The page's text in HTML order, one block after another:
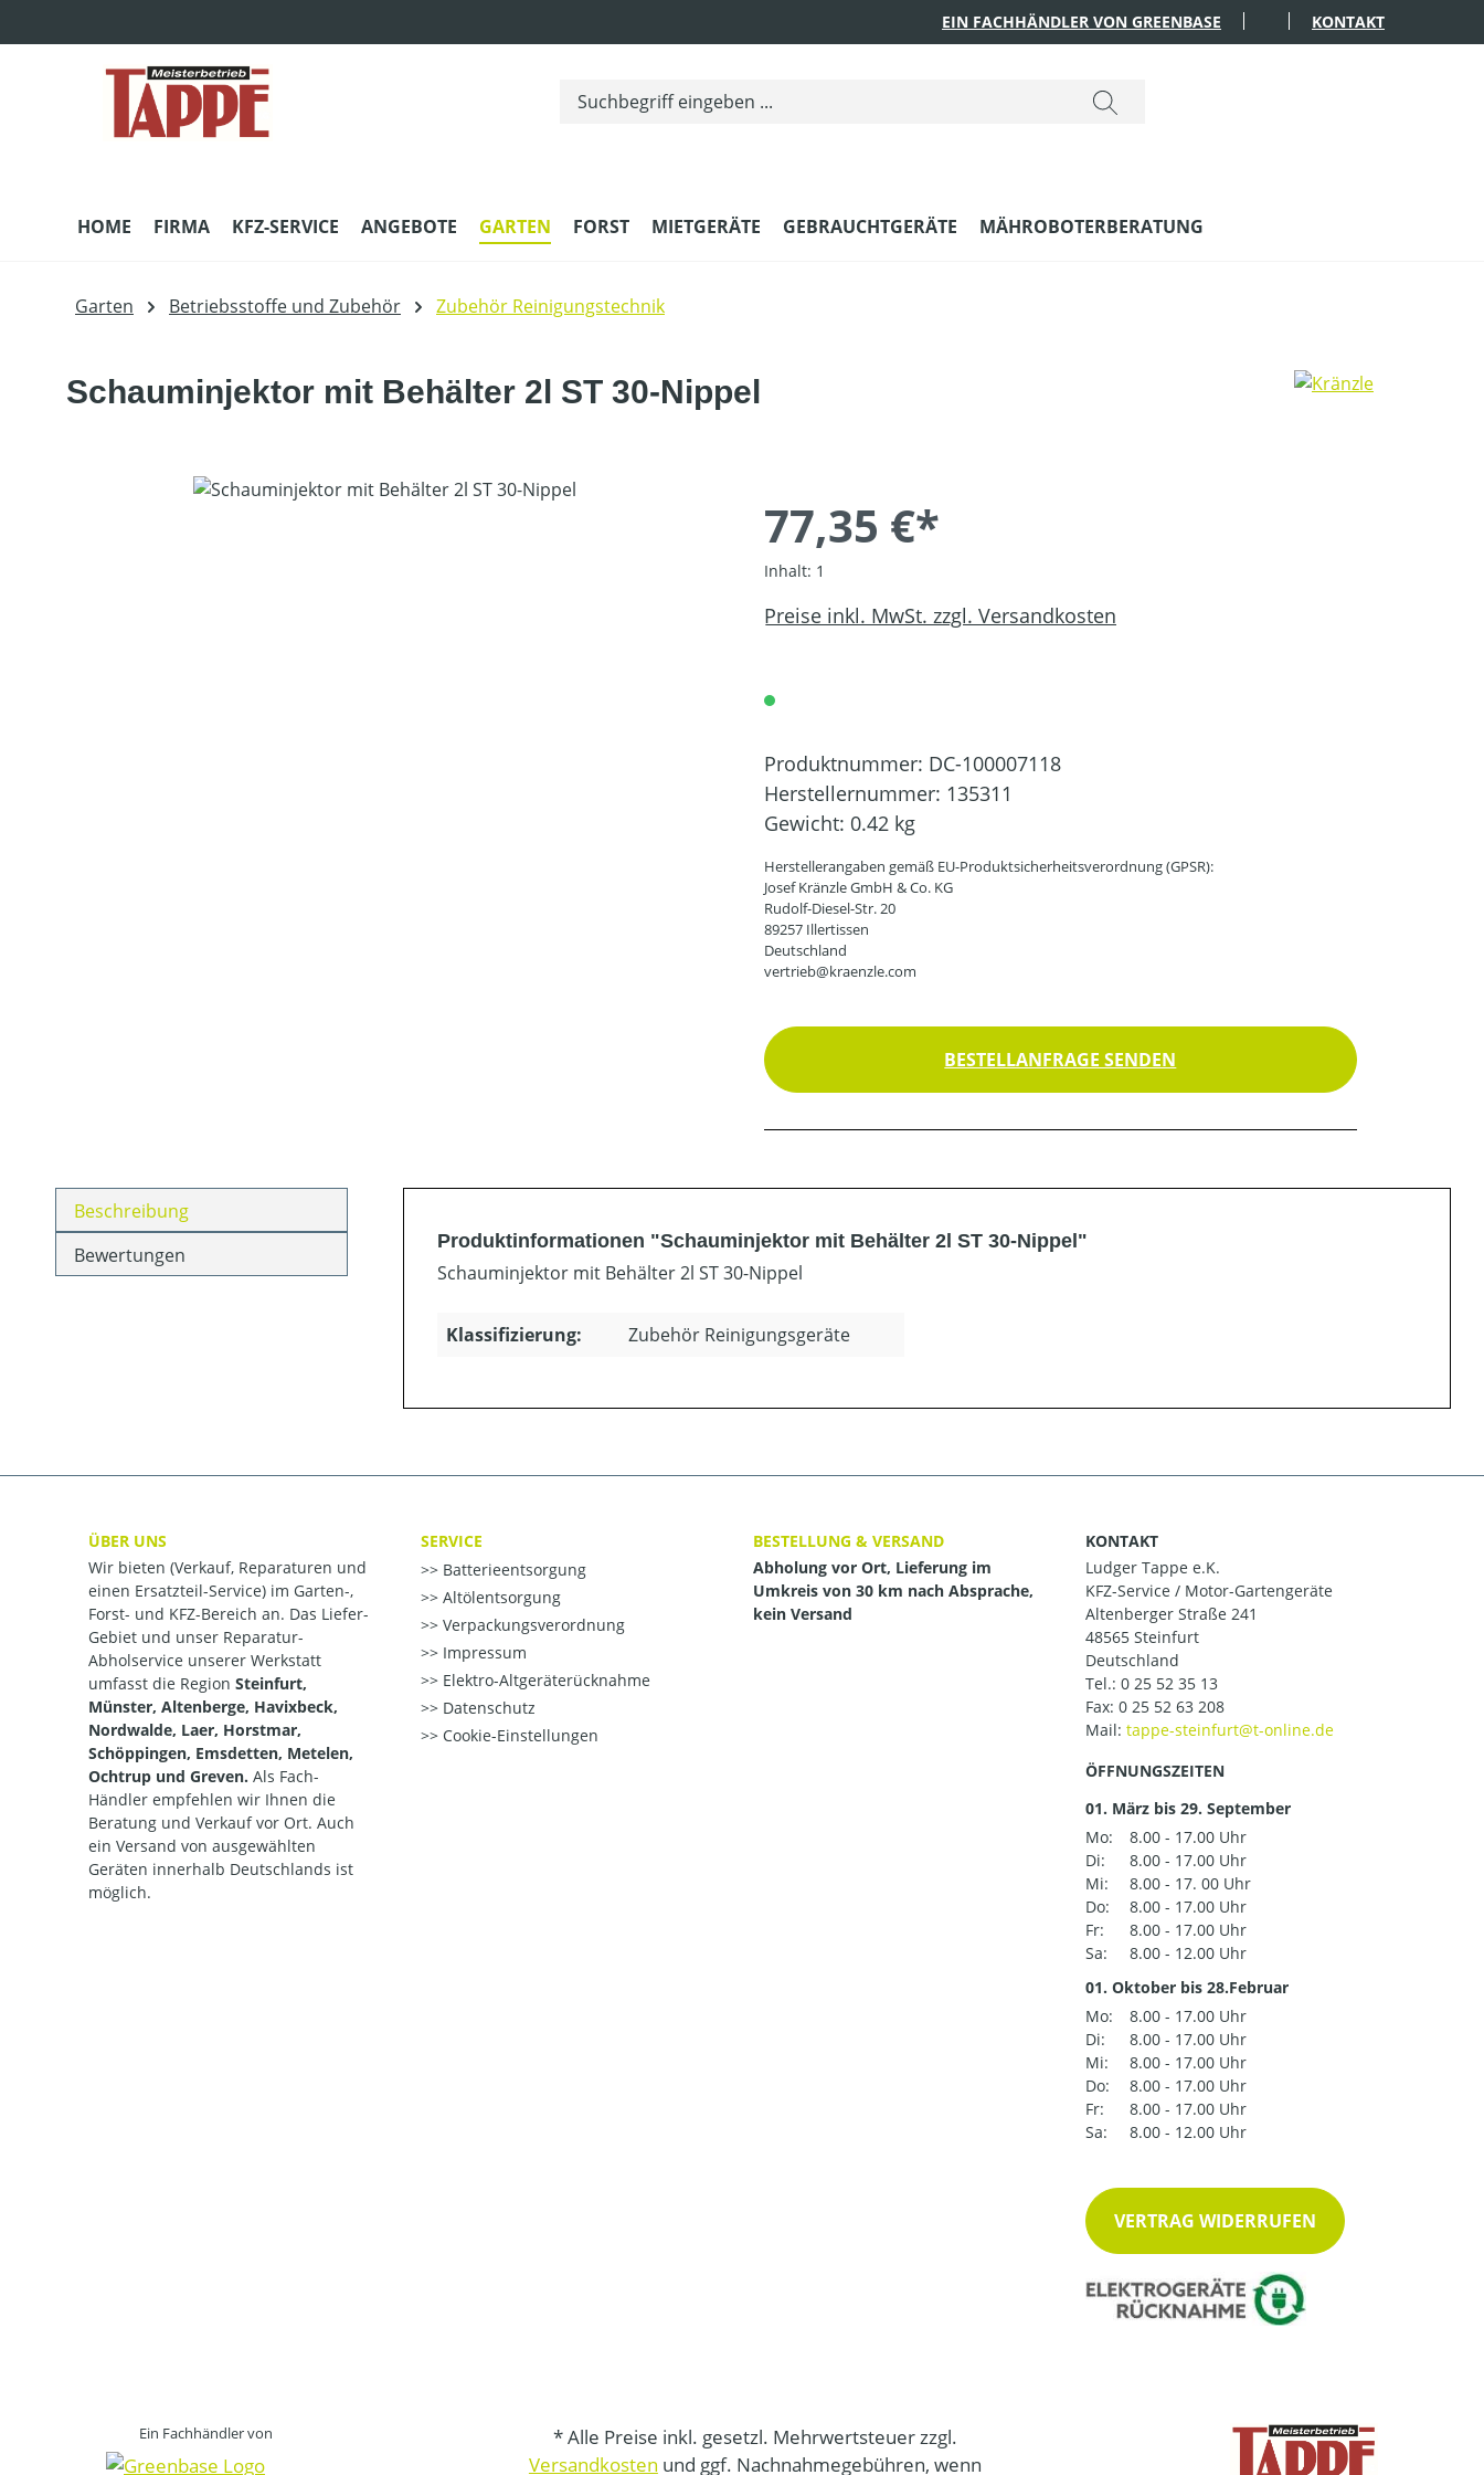
EIN FACHHÄNDLER VON GREENBASE KONTAKT
HOME FIRMA KFZ-SERVICE ANGEBOTE GARTEN FORST MIETGERÄTE GEBRAUCHTGERÄTE MÄHROBOTERBERATUNG
Garten Betriebsstoffe und Zubehör Zubehör Reinigungstechnik
Schauminjektor mit Behälter 2l ST 30-Nippel
Bildergalerie überspringen
77,35 €*
Inhalt: 1
Preise inkl. MwSt. zzgl. Versandkosten
Produktnummer: DC-100007118
Herstellernummer: 135311
Gewicht: 0.42 kg
Herstellerangaben gemäß EU-Produktsicherheitsverordnung (GPSR):
Josef Kränzle GmbH & Co. KG
Rudolf-Diesel-Str. 20
89257 Illertissen
Deutschland
vertrieb@kraenzle.com
BESTELLANFRAGE SENDEN
Beschreibung
Bewertungen
Produktinformationen "Schauminjektor mit Behälter 2l ST 30-Nippel"
Schauminjektor mit Behälter 2l ST 30-Nippel
Klassifizierung: Zubehör Reinigungsgeräte
ÜBER UNS
Wir bieten (Verkauf, Reparaturen und
einen Ersatzteil-Service) im Garten-,
Forst- und KFZ-Bereich an. Das Liefer-
Gebiet und unser Reparatur-
Abholservice unserer Werkstatt
umfasst die Region Steinfurt,
Münster, Altenberge, Havixbeck,
Nordwalde, Laer, Horstmar,
Schöppingen, Emsdetten, Metelen,
Ochtrup und Greven. Als Fach-
Händler empfehlen wir Ihnen die
Beratung und Verkauf vor Ort. Auch
ein Versand von ausgewählten
Geräten innerhalb Deutschlands ist
möglich.
SERVICE
Batterieentsorgung
Altölentsorgung
Verpackungsverordnung
Impressum
Elektro-Altgeräterücknahme
Datenschutz
Cookie-Einstellungen
BESTELLUNG & VERSAND
Abholung vor Ort, Lieferung im
Umkreis von 30 km nach Absprache,
kein Versand
KONTAKT
Ludger Tappe e.K.
KFZ-Service / Motor-Gartengeräte
Altenberger Straße 241
48565 Steinfurt
Deutschland
Tel.: 0 25 52 35 13
Fax: 0 25 52 63 208
Mail:
ÖFFNUNGSZEITEN
01. März bis 29. September
Mo:
8.00 - 17.00 Uhr
Di:
8.00 - 17.00 Uhr
Mi:
8.00 - 17. 00 Uhr
Do:
8.00 - 17.00 Uhr
Fr:
8.00 - 17.00 Uhr
Sa:
8.00 - 12.00 Uhr
01. Oktober bis 28.Februar
Mo:
8.00 - 17.00 Uhr
Di:
8.00 - 17.00 Uhr
Mi:
8.00 - 17.00 Uhr
Do:
8.00 - 17.00 Uhr
Fr:
8.00 - 17.00 Uhr
Sa:
8.00 - 12.00 Uhr
VERTRAG WIDERRUFEN
Ein Fachhändler von
* Alle Preise inkl. gesetzl. Mehrwertsteuer zzgl.
Versandkosten und ggf. Nachnahmegebühren, wenn